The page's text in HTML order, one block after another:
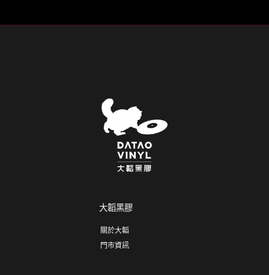
大韜黑膠
關於大韜
門市資訊